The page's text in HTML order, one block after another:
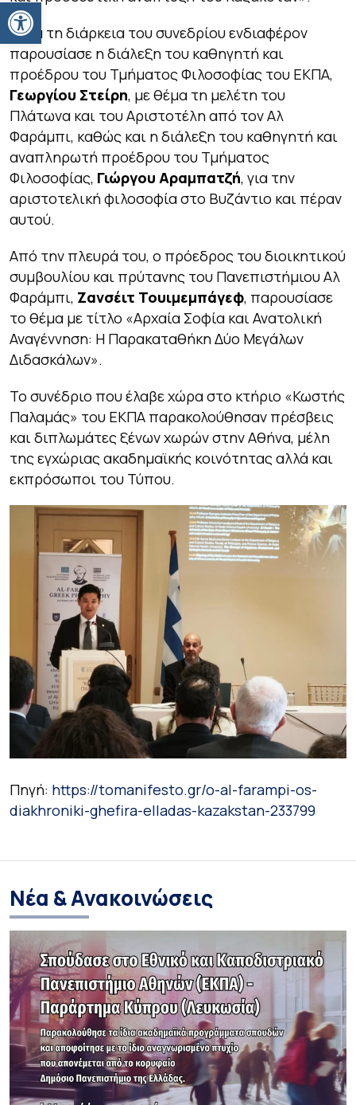
Ανοίξτε τη γραμμή εργαλείων
Κατά τη διάρκεια του συνεδρίου ενδιαφέρον
παρουσίασε η διάλεξη του καθηγητή και
προέδρου του Τμήματος Φιλοσοφίας του ΕΚΠΑ,
Γεωργίου Στείρη, με θέμα τη μελέτη του
Πλάτωνα και του Αριστοτέλη από τον Αλ
Φαράμπι, καθώς και η διάλεξη του καθηγητή και
αναπληρωτή προέδρου του Τμήματος
Φιλοσοφίας, Γιώργου Αραμπατζή, για την
αριστοτελική φιλοσοφία στο Βυζάντιο και πέραν
αυτού.
Από την πλευρά του, ο πρόεδρος του διοικητικού
συμβουλίου και πρύτανης του Πανεπιστήμιου Αλ
Φαράμπι, Ζανσέιτ Τουιμεμπάγεφ, παρουσίασε
το θέμα με τίτλο «Αρχαία Σοφία και Ανατολική
Αναγέννηση: Η Παρακαταθήκη Δύο Μεγάλων
Διδασκάλων».
Το συνέδριο που έλαβε χώρα στο κτήριο «Κωστής
Παλαμάς» του ΕΚΠΑ παρακολούθησαν πρέσβεις
και διπλωμάτες ξένων χωρών στην Αθήνα, μέλη
της εγχώριας ακαδημαϊκής κοινότητας αλλά και
εκπρόσωποι του Τύπου.
Πηγή: https://tomanifesto.gr/o-al-farampi-os-
diakhroniki-ghefira-elladas-kazakstan-233799
Νέα & Ανακοινώσεις